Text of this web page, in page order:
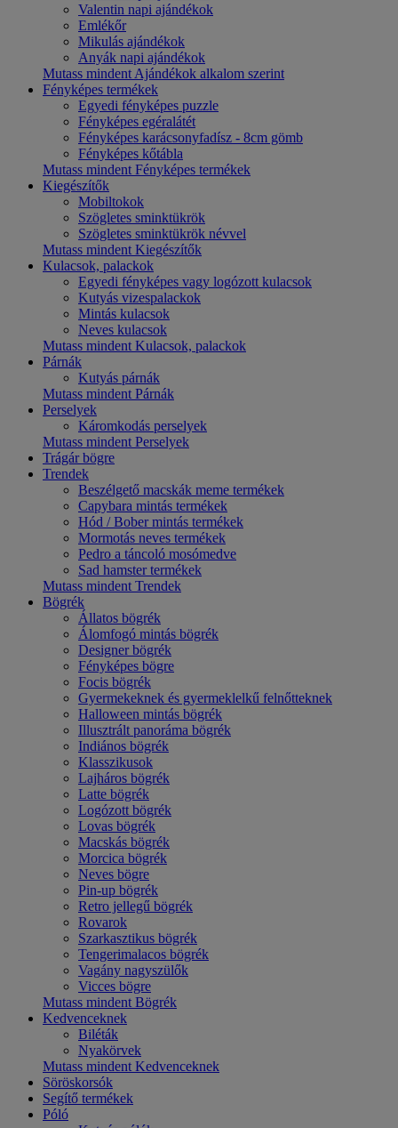
Valentin napi ajándékok
Emlékőr
Mikulás ajándékok
Anyák napi ajándékok
Mutass mindent Ajándékok alkalom szerint
Fényképes termékek
Egyedi fényképes puzzle
Fényképes egéralátét
Fényképes karácsonyfadísz - 8cm gömb
Fényképes kőtábla
Mutass mindent Fényképes termékek
Kiegészítők
Mobiltokok
Szögletes sminktükrök
Szögletes sminktükrök névvel
Mutass mindent Kiegészítők
Kulacsok, palackok
Egyedi fényképes vagy logózott kulacsok
Kutyás vizespalackok
Mintás kulacsok
Neves kulacsok
Mutass mindent Kulacsok, palackok
Párnák
Kutyás párnák
Mutass mindent Párnák
Perselyek
Káromkodás perselyek
Mutass mindent Perselyek
Trágár bögre
Trendek
Beszélgető macskák meme termékek
Capybara mintás termékek
Hód / Bober mintás termékek
Mormotás neves termékek
Pedro a táncoló mosómedve
Sad hamster termékek
Mutass mindent Trendek
Bögrék
Állatos bögrék
Álomfogó mintás bögrék
Designer bögrék
Fényképes bögre
Focis bögrék
Gyermekeknek és gyermeklelkű felnőtteknek
Halloween mintás bögrék
Illusztrált panoráma bögrék
Indiános bögrék
Klasszikusok
Lajháros bögrék
Latte bögrék
Logózott bögrék
Lovas bögrék
Macskás bögrék
Morcica bögrék
Neves bögre
Pin-up bögrék
Retro jellegű bögrék
Rovarok
Szarkasztikus bögrék
Tengerimalacos bögrék
Vagány nagyszülők
Vicces bögre
Mutass mindent Bögrék
Kedvenceknek
Biléták
Nyakörvek
Mutass mindent Kedvenceknek
Söröskorsók
Segítő termékek
Póló